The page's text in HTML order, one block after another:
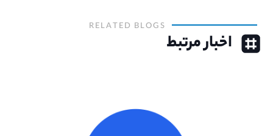
RELATED BLOGS
اخبار مرتبط